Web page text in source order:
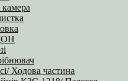
Ходова частина